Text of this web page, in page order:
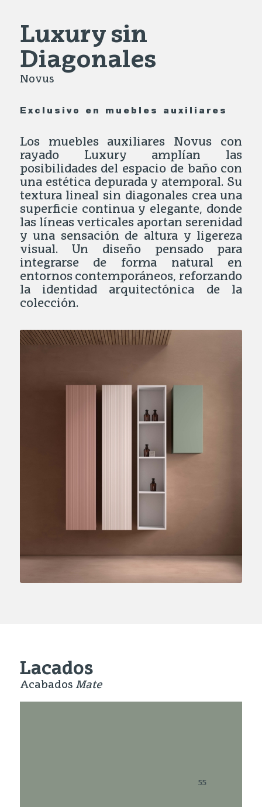
Luxury sin
Diagonales
Novus
Exclusivo en muebles auxiliares
Los muebles auxiliares Novus con
rayado Luxury amplían las
posibilidades del espacio de baño con
una estética depurada y atemporal. Su
textura lineal sin diagonales crea una
superficie continua y elegante, donde
las líneas verticales aportan serenidad
y una sensación de altura y ligereza
visual. Un diseño pensado para
integrarse de forma natural en
entornos contemporáneos, reforzando
la identidad arquitectónica de la
colección.
Lacados
Acabados Mate